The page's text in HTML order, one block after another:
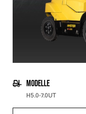
MODELLE
H5.0-7.0UT